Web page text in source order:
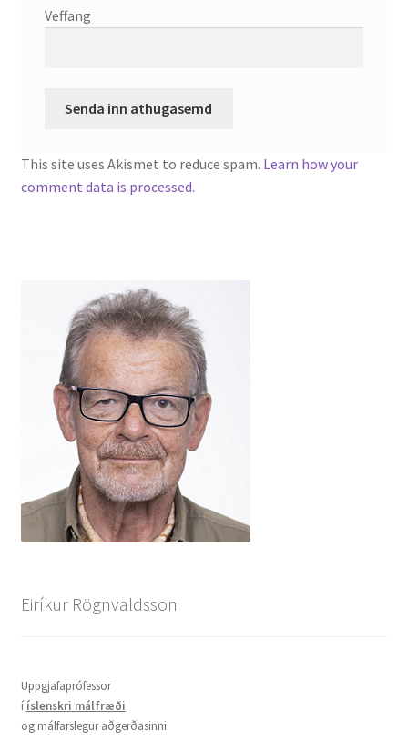
Veffang
This site uses Akismet to reduce spam. Learn how your
comment data is processed.
Eiríkur Rögnvaldsson
Uppgjafaprófessor
í íslenskri málfræði
og málfarslegur aðgerðasinni